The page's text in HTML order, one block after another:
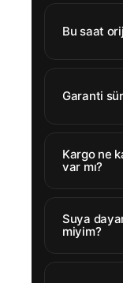
Bu saat
Garanti
Kargo ne
var mı?
Suya
miyim?